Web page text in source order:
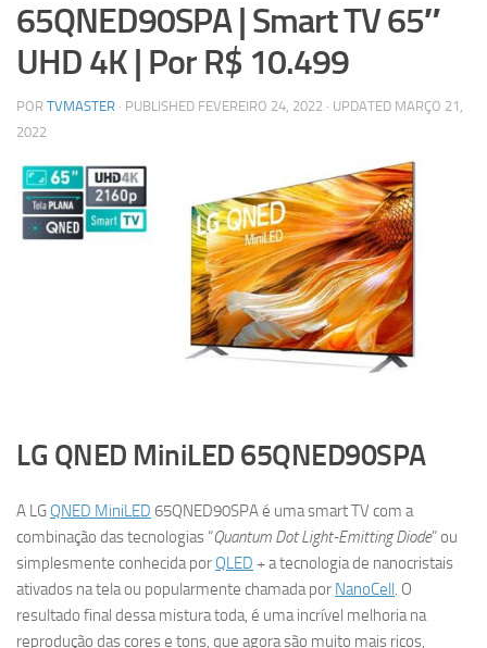
65QNED90SPA | Smart TV 65″
UHD 4K | Por R$ 10.499
POR TVMASTER · PUBLISHED FEVEREIRO 24, 2022 · UPDATED MARÇO 21,
2022
LG QNED MiniLED 65QNED90SPA
A LG QNED MiniLED 65QNED90SPA é uma smart TV com a
combinação das tecnologias “Quantum Dot Light-Emitting Diode” ou
simplesmente conhecida por QLED + a tecnologia de nanocristais
ativados na tela ou popularmente chamada por NanoCell . O
resultado final dessa mistura toda, é uma incrível melhoria na
reprodução das cores e tons, que agora são muito mais ricos,